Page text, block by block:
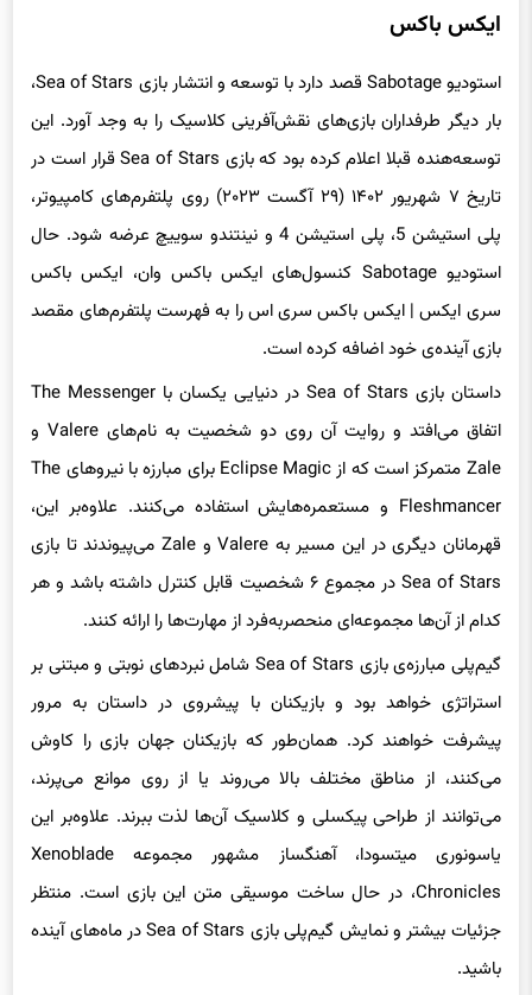
بار دیگر طرفداران بازی‌های نقش‌آفرینی کلاسیک را به وجد آورد. این
توسعه‌هنده قبلا اعلام کرده بود که بازی Sea of Stars قرار است در
تاریخ ۷ شهریور ۱۴۰۲ (۲۹ آگست ۲۰۲۳) روی پلتفرم‌های کامپیوتر،
پلی استیشن 5، پلی استیشن 4 و نینتندو سوییچ عرضه شود. حال
استودیو Sabotage کنسول‌های ایکس باکس وان، ایکس باکس
سری ایکس | ایکس باکس سری اس را به فهرست پلتفرم‌های مقصد
بازی آینده‌ی خود اضافه کرده است.
اتفاق می‌افتد و روایت آن روی دو شخصیت به نام‌های Valere و
Zale متمرکز است که از Eclipse Magic برای مبارزه با نیروهای The
Fleshmancer و مستعمره‌هایش استفاده می‌کنند. علاوه‌بر این،
قهرمانان دیگری در این مسیر به Valere و Zale می‌پیوندند تا بازی
Sea of Stars در مجموع ۶ شخصیت قابل کنترل داشته باشد و هر
کدام از آن‌ها مجموعه‌ای منحصر‌به‌فرد از مهارت‌ها را ارائه کنند.
گیم‌پلی مبارزه‌ی بازی Sea of Stars شامل نبردهای نوبتی و مبتنی بر
استراتژی خواهد بود و بازیکنان با پیشروی در داستان به مرور
پیشرفت خواهند کرد. همان‌طور که بازیکنان جهان بازی را کاوش
می‌کنند، از مناطق مختلف بالا می‌روند یا از روی موانع می‌پرند،
می‌توانند از طراحی پیکسلی و کلاسیک آن‌ها لذت ببرند. علاوه‌بر این
یاسونوری میتسودا، آهنگساز مشهور مجموعه Xenoblade
Chronicles، در حال ساخت موسیقی متن این بازی است. منتظر
جزئیات بیشتر و نمایش گیم‌پلی بازی Sea of Stars در ماه‌های آینده
باشید.
نظر شما درباره‌ی این خبر چیست؟ آن را با ما به اشتراک گذارید.